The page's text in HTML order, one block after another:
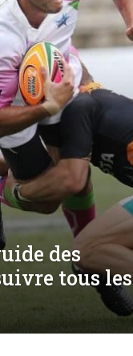
des
tous les